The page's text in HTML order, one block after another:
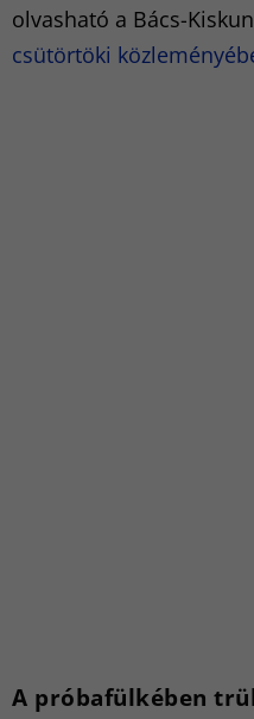
olvasható a Bács-
csütörtöki
A próbafülkében